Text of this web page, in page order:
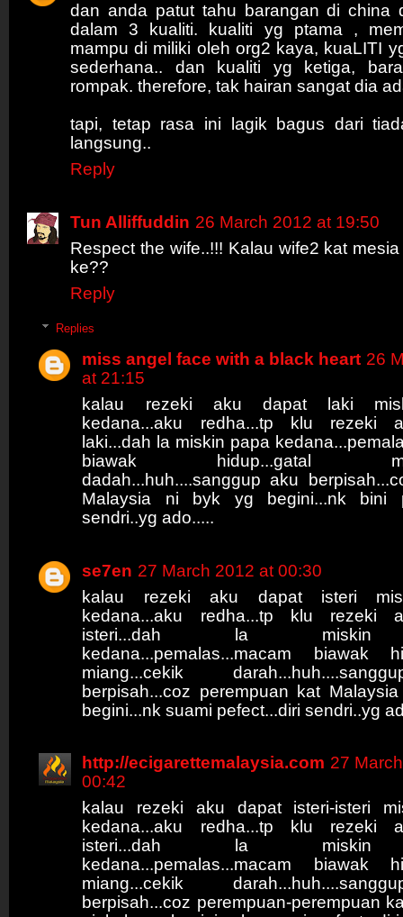
dan anda patut tahu barangan di china
dalam 3 kualiti. kualiti yg ptama ,
mampu di miliki oleh org2 kaya, kuaLITI
sederhana.. dan kualiti yg ketiga,
rompak. therefore, tak hairan sangat dia
tapi, tetap rasa ini lagik bagus dari
langsung..
Reply
Tun Alliffuddin 26 March 2012 at 19:50
Respect the wife..!!! Kalau wife2 kat
ke??
Reply
Replies
miss angel face with a black heart 26
at 21:15
kalau rezeki aku dapat laki
kedana...aku redha...tp klu rezeki
laki...dah la miskin papa
biawak hidup...gatal
dadah...huh....sanggup aku
Malaysia ni byk yg begini...nk bini
sendri..yg ado.....
se7en 27 March 2012 at 00:30
kalau rezeki aku dapat isteri
kedana...aku redha...tp klu rezeki
isteri...dah la miskin
kedana...pemalas...macam biawak
miang...cekik
berpisah...coz perempuan kat
begini...nk suami pefect...diri sendri..yg
http://ecigarettemalaysia.com 27
00:42
kalau rezeki aku dapat isteri-isteri
kedana...aku redha...tp klu rezeki
isteri...dah la miskin
kedana...pemalas...macam biawak
miang...cekik
berpisah...coz perempuan-perempuan